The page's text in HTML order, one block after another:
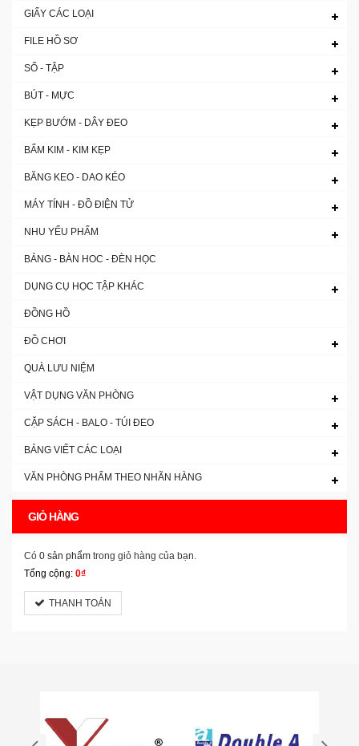
GIẤY CÁC LOẠI
FILE HỒ SƠ
SỔ - TẬP
BÚT - MỰC
KẸP BƯỚM - DÂY ĐEO
BẤM KIM - KIM KẸP
BĂNG KEO - DAO KÉO
MÁY TÍNH - ĐỒ ĐIỆN TỬ
NHU YẾU PHẨM
BẢNG - BÀN HOC - ĐÈN HỌC
DỤNG CỤ HỌC TẬP KHÁC
ĐỒNG HỒ
ĐỒ CHƠI
QUÀ LƯU NIỆM
VẬT DỤNG VĂN PHÒNG
CẶP SÁCH - BALO - TÚI ĐEO
BẢNG VIẾT CÁC LOẠI
VĂN PHÒNG PHẨM THEO NHÃN HÀNG
GIỎ HÀNG
Có 0 sản phẩm trong giỏ hàng của bạn.
Tổng cộng: 0₫
THANH TOÁN